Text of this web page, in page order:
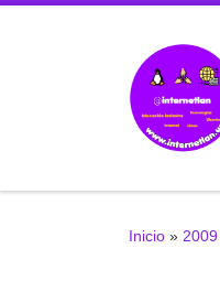
Inicio » 2009